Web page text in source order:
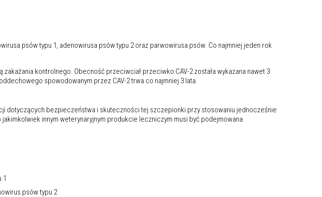
psów typu 1, adenowirusa psów typu 2 oraz parwowirusa psów. Co najmniej jeden rok
kontrolnego. Obecność przeciwciał przeciwko CAV-2 została wykazana nawet 3
spowodowanym przez CAV-2 trwa co najmniej 3 lata.
dotyczących bezpieczeństwa i skuteczności tej szczepionki przy stosowaniu jednocześnie
innym weterynaryjnym produkcie leczniczym musi być podejmowana
1
psów typu 2